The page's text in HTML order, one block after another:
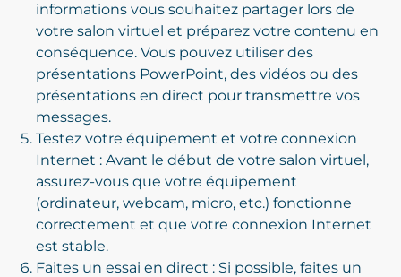
informations vous souhaitez partager lors de
votre salon virtuel et préparez votre contenu en
conséquence. Vous pouvez utiliser des
présentations PowerPoint, des vidéos ou des
présentations en direct pour transmettre vos
messages.
Testez votre équipement et votre connexion
Internet : Avant le début de votre salon virtuel,
assurez-vous que votre équipement
(ordinateur, webcam, micro, etc.) fonctionne
correctement et que votre connexion Internet
est stable.
Faites un essai en direct : Si possible, faites un